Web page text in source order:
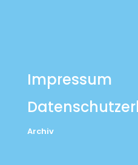
Impressum
Archiv